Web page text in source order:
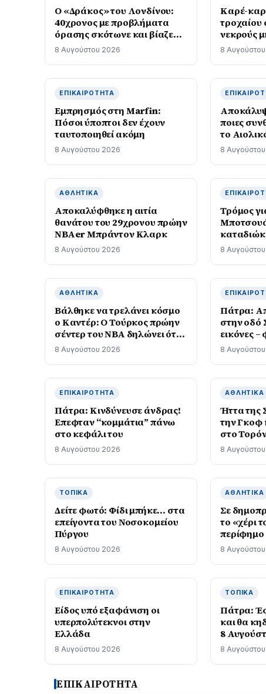
Ο «Δράκος» του Λονδίνου:
40χρονος με προβλήματα
όρασης σκότωνε και βίαζε
γυναίκες, η αστυνομία τον
είχε συλλάβει και τον άφησε
ελεύθερο
8 Αυγούστου 2026
Καρέ-
τροχαίου
νεκρούς
8
ΕΠΙΚΑΙΡΌΤΗΤΑ
Εμπρησμός στη Marfin:
Πόσοι ύποπτοι δεν έχουν
ταυτοποιηθεί ακόμη
8 Αυγούστου 2026
ποιες
το
Βασίλειο
8
ΑΘΛΗΤΙΚΆ
Αποκαλύφθηκε η αιτία
θανάτου του 29χρονου πρώην
NBAer Μπράντον Κλαρκ
8 Αυγούστου 2026
Τρόμος
δείτε
8
ΑΘΛΗΤΙΚΆ
Βάλθηκε να τρελάνει κόσμο
ο Καντέρ: Ο Τούρκος πρώην
σέντερ του NBA δηλώνει ότι
πληροί τα κριτήρια…
συμπερίληψης και δηλώνει
υποψήφιος να παίξει στο
WNBA
8 Αυγούστου 2026
Πάτρα:
στην οδό
εικόνες
8
ΕΠΙΚΑΙΡΌΤΗΤΑ
Πάτρα: Κινδύνευσε άνδρας!
Επεφταν “κομμάτια” πάνω
στο κεφάλι του
8 Αυγούστου 2026
ΑΘΛΗΤΙΚΆ
Ήττα της
την Γκοφ
στο
8
ΤΟΠΙΚΆ
Δείτε φωτό: Φίδι μπήκε… στα
επείγοντα του Νοσοκομείου
Πύργου
8 Αυγούστου 2026
ΑΘΛΗΤΙΚΆ
Σε
το «χέρι
περίφημο
8
ΕΠΙΚΑΙΡΌΤΗΤΑ
Είδος υπό εξαφάνιση οι
υπερπολύτεκνοι στην
Ελλάδα
8 Αυγούστου 2026
ΤΟΠΙΚΆ
Πάτρα:
και θα
8
8
ΕΠΙΚΑΙΡΟΤΗΤΑ